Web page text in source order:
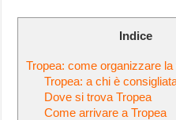
Indice
Tropea: come organizzare
Tropea: a chi è
Dove si trova Tropea
Come arrivare a Tropea